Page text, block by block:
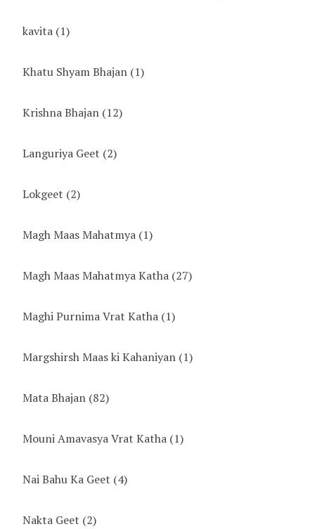
kavita (1)
Khatu Shyam Bhajan (1)
Krishna Bhajan (12)
Languriya Geet (2)
Lokgeet (2)
Magh Maas Mahatmya (1)
Magh Maas Mahatmya Katha (27)
Maghi Purnima Vrat Katha (1)
Margshirsh Maas ki Kahaniyan (1)
Mata Bhajan (82)
Mouni Amavasya Vrat Katha (1)
Nai Bahu Ka Geet (4)
Nakta Geet (2)